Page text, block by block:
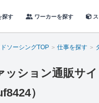
探す ワーカーを探す
ソーシングTOP 仕事を探す
ッション通販サ
）